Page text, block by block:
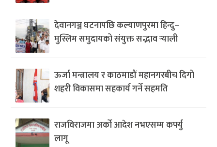
देवानगञ्ज घटनापछि कल्याणपुरमा हिन्दु–
मुस्लिम समुदायको संयुक्त सद्भाव र्‍याली
ऊर्जा मन्त्रालय र काठमाडौं महानगरबीच दिगो
शहरी विकासमा सहकार्य गर्ने सहमति
राजविराजमा अर्को आदेश नभएसम्म कर्फ्यु
लागू